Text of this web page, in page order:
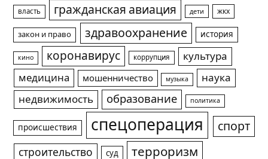
власть гражданская авиация дети жкх
закон и право здравоохранение история
кино коронавирус коррупция
культура
медицина
мошенничество музыка
наука
недвижимость
образование политика
происшествия спецоперация спорт
строительство суд терроризм